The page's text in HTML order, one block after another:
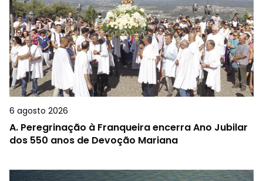
6 agosto 2026
A. Peregrinação à Franqueira encerra Ano Jubilar
dos 550 anos de Devoção Mariana